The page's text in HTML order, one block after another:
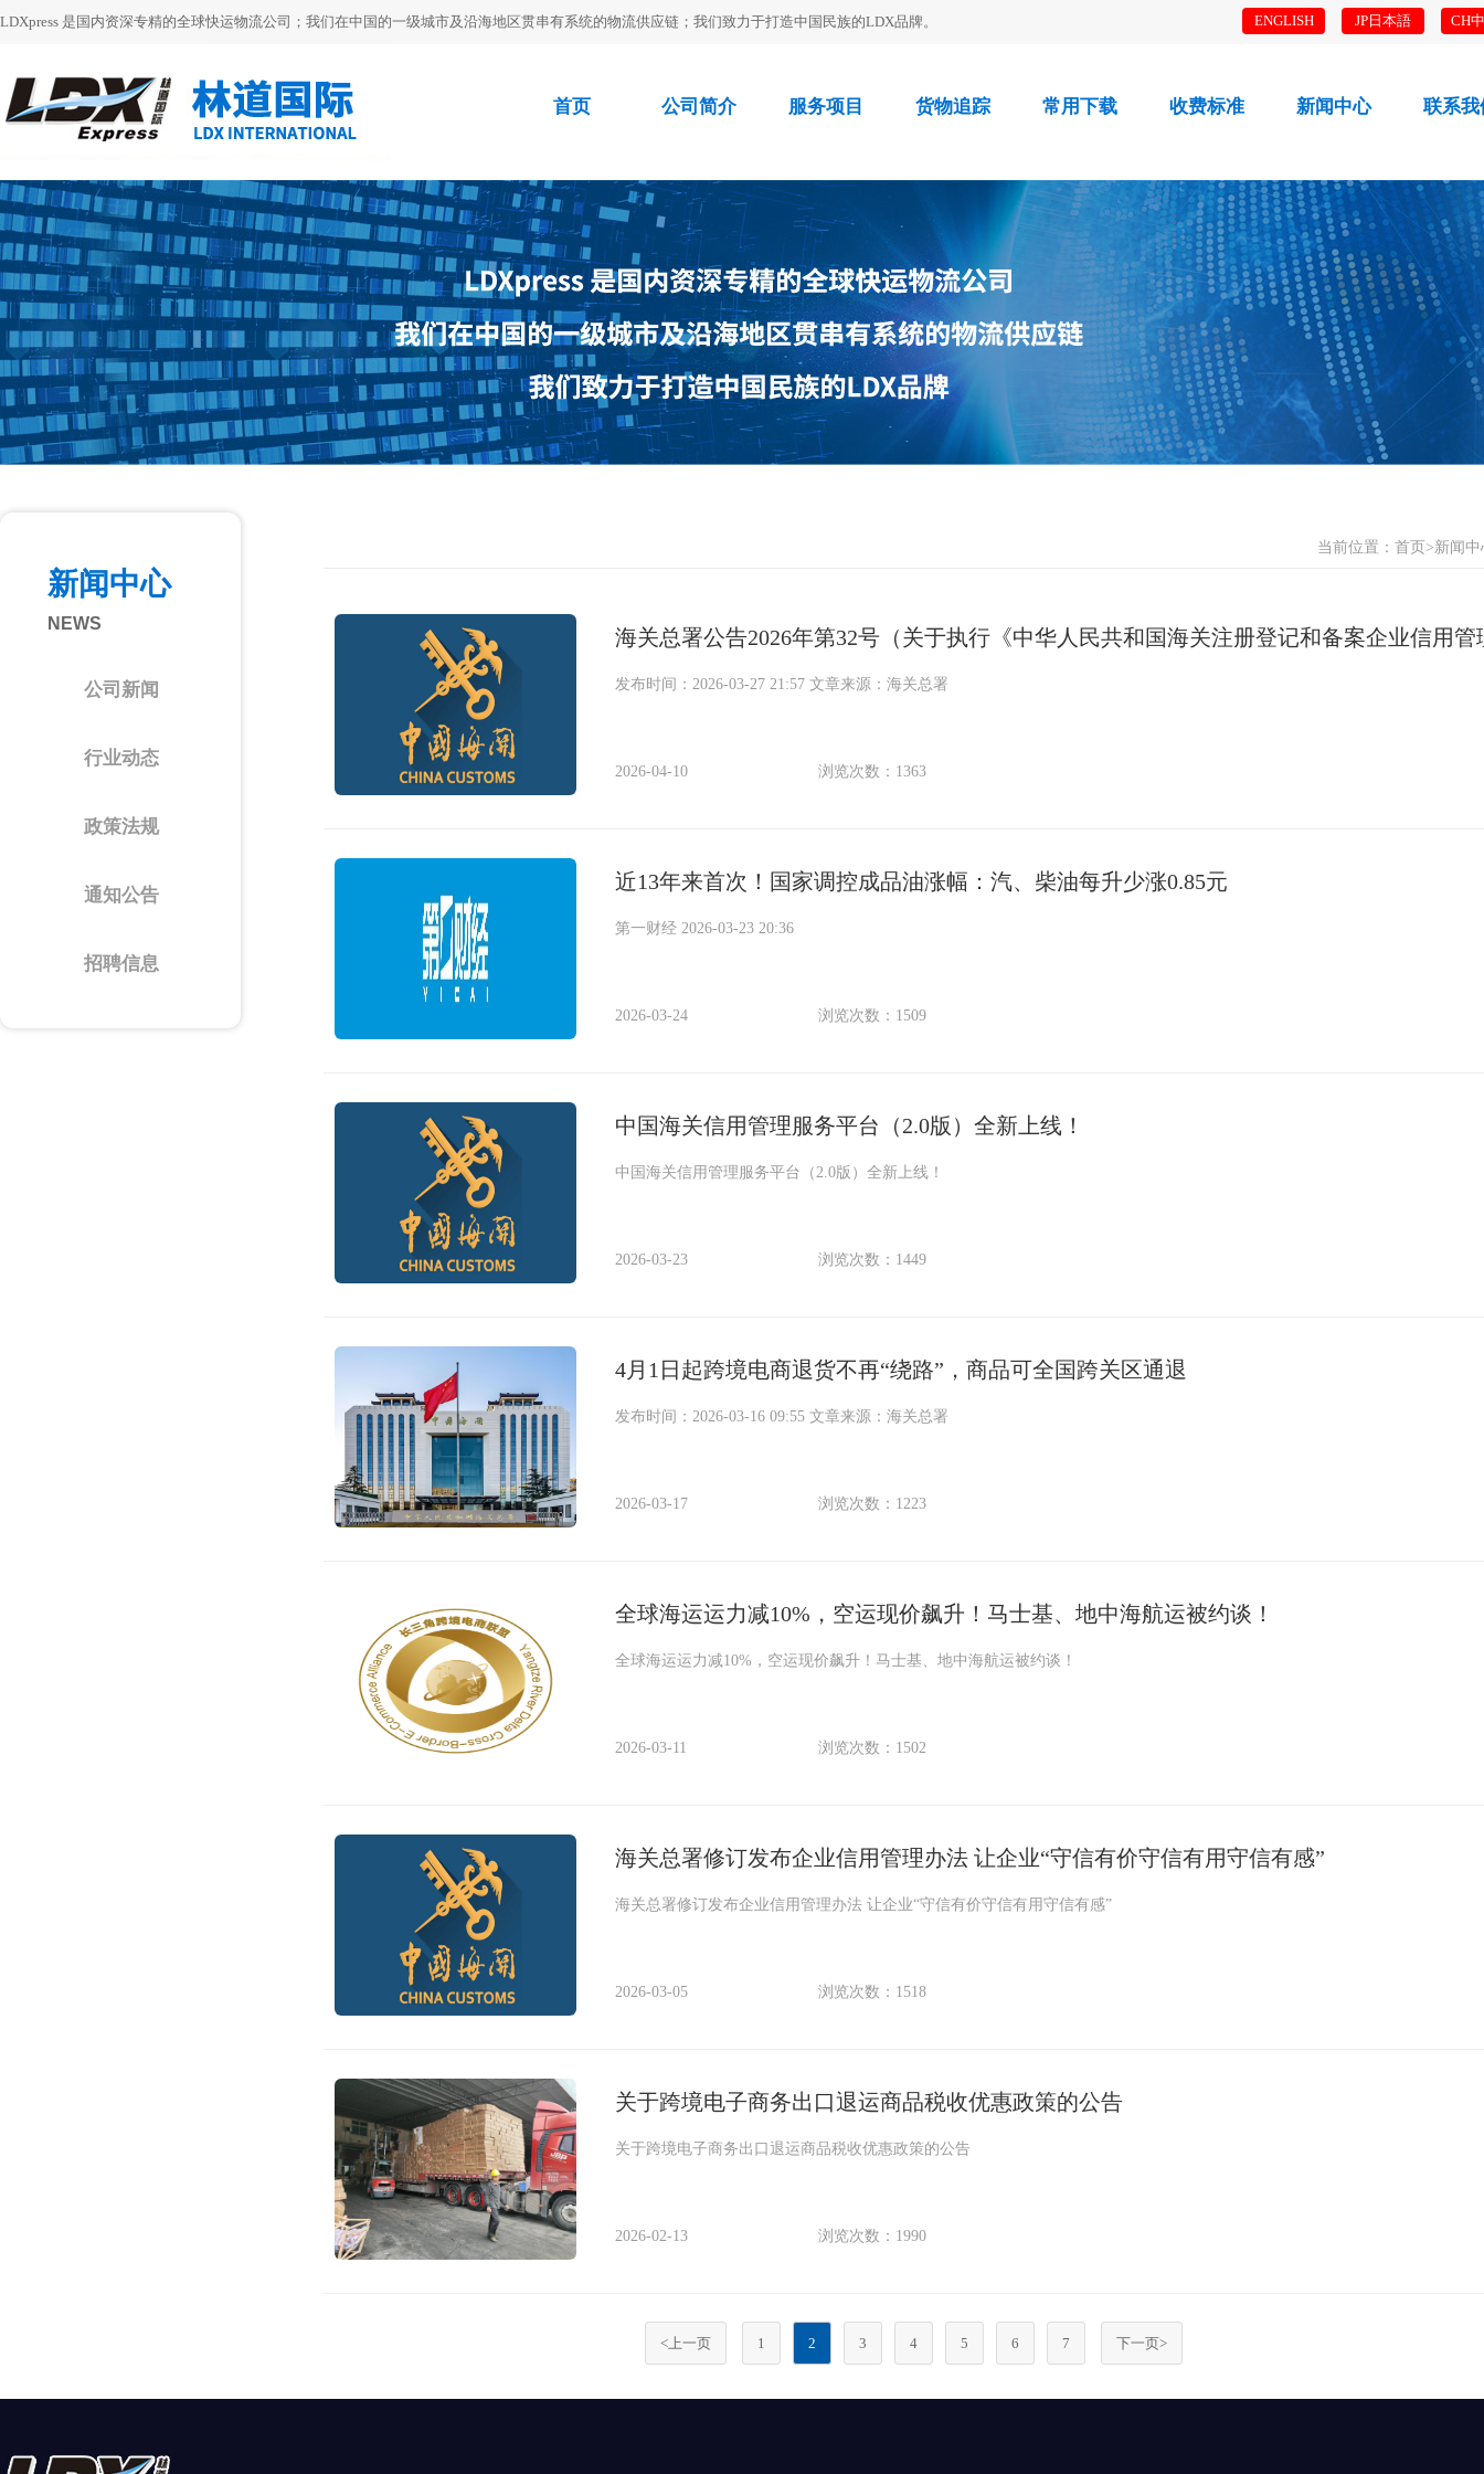
LDXpress 是国内资深专精的全球快运物流公司；我们在中国的一级城市及沿海地区贯串有系统的物流供应链；我们致力于打造中国民族的LDX品牌。 CH
JP日本語
ENGLISH
首页 公司简介 服务项目 货物追踪 常用下载 收费标准 新闻中心 联系我
新闻中心
NEWS
公司新闻
行业动态
政策法规
通知公告
招聘信息
当前位置： 首页 >新闻中
海关总署公告2026年第32号（关于执行《中华人民共和国海关注册登记和备案企业信用管
办法》有关事项的公告）
发布时间：2026-03-27 21:57 文章来源：海关总署
2026-04-10 浏览次数：1363
近13年来首次！国家调控成品油涨幅：汽、柴油每升少涨0.85元
第一财经 2026-03-23 20:36
2026-03-24 浏览次数：1509
中国海关信用管理服务平台（2.0版）全新上线！
中国海关信用管理服务平台（2.0版）全新上线！
2026-03-23 浏览次数：1449
4月1日起跨境电商退货不再“绕路”，商品可全国跨关区通退
发布时间：2026-03-16 09:55 文章来源：海关总署
2026-03-17 浏览次数：1223
全球海运运力减10%，空运现价飙升！马士基、地中海航运被约谈！
全球海运运力减10%，空运现价飙升！马士基、地中海航运被约谈！
2026-03-11 浏览次数：1502
海关总署修订发布企业信用管理办法 让企业“守信有价守信有用守信有感”
海关总署修订发布企业信用管理办法 让企业“守信有价守信有用守信有感”
2026-03-05 浏览次数：1518
关于跨境电子商务出口退运商品税收优惠政策的公告
关于跨境电子商务出口退运商品税收优惠政策的公告
2026-02-13 浏览次数：1990
<上一页 1 2 3 4 5 6 7 下一页>